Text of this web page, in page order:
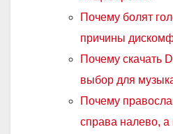
Почему болят
причины
Почему скачать
выбор для
Почему
справа налево, а